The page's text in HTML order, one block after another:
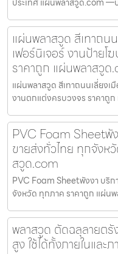
แผ่นพลาสวูด สีเทาถน
เฟอร์นิเจอร์ งานป้าย
ราคาถูก แผ่นพลาสวูด
แผ่นพลาสวูด สีเทาถนนเลี่ยงเ
งานตกแต่งครบวงจร ราคาถู
PVC Foam Sheetพั
ขายส่งทั่วไทย ทุกจังห
สวูด.com
PVC Foam Sheetพังงา บริ
จังหวัด ทุกภาค ราคาถูก แผ่น
พลาสวูด ตัดฉลุลายต
สูง ใช้ได้ทั้งภายในแล